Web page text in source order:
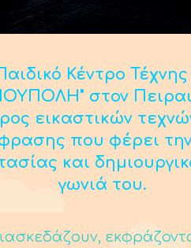
Κέντρο
στον
εικαστικών
που φέρει
και
γωνιά του.